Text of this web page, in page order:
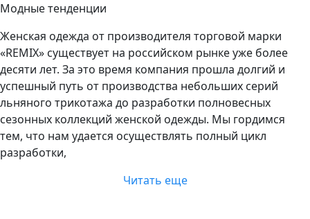
Модные тенденции
Женская одежда от производителя торговой марки
«REMIX» существует на российском рынке уже более
десяти лет. За это время компания прошла долгий и
успешный путь от производства небольших серий
льняного трикотажа до разработки полновесных
сезонных коллекций женской одежды. Мы гордимся
тем, что нам удается осуществлять полный цикл
разработки,
Читать еще